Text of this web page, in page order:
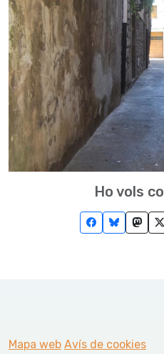
Ho vols
Mapa web Avís de cookies